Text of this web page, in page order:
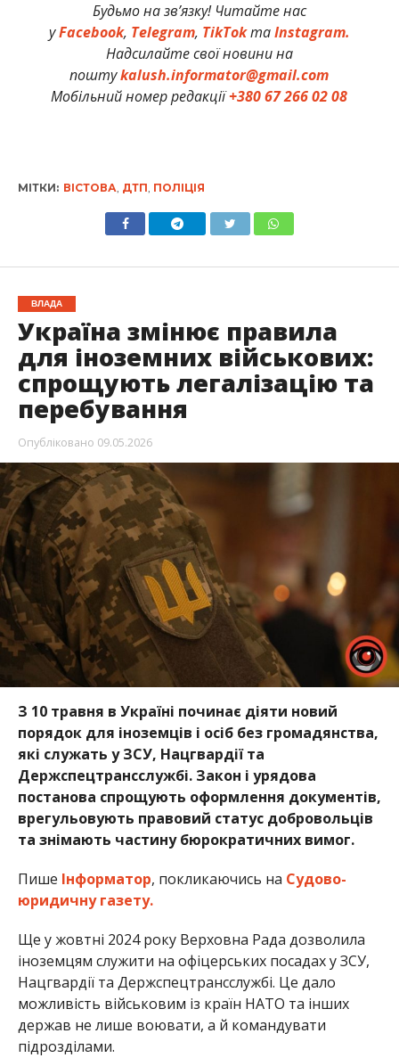
Будьмо на зв’язку! Читайте нас
уFacebook, Telegram, TikTokтаInstagram.
Надсилайте свої новини на
поштуkalush.informator@gmail.com
Мобільний номер редакції+380 67 266 02 08
МІТКИ: ВІСТОВА, ДТП, ПОЛІЦІЯ
ВЛАДА
Україна змінює правила
для іноземних військових:
спрощують легалізацію та
перебування
Опубліковано 09.05.2026
З 10 травня в Україні починає діяти новий
порядок для іноземців і осіб без громадянства,
які служать у ЗСУ, Нацгвардії та
Держспецтрансслужбі. Закон і урядова
постанова спрощують оформлення документів,
врегульовують правовий статус добровольців
та знімають частину бюрократичних вимог.
Пише Інформатор, покликаючись на Судово-
юридичну газету.
Ще у жовтні 2024 року Верховна Рада дозволила
іноземцям служити на офіцерських посадах у ЗСУ,
Нацгвардії та Держспецтрансслужбі. Це дало
можливість військовим із країн НАТО та інших
держав не лише воювати, а й командувати
підрозділами.